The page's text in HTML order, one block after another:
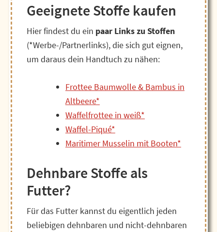
Geeignete Stoffe kaufen
Hier findest du ein paar Links zu Stoffen
(*Werbe-/Partnerlinks), die sich gut eignen,
um daraus dein Handtuch zu nähen:
Frottee Baumwolle & Bambus in
Altbeere*
Waffelfrottee in weiß*
Waffel-Piqué*
Maritimer Musselin mit Booten*
Dehnbare Stoffe als
Futter?
Für das Futter kannst du eigentlich jeden
beliebigen dehnbaren und nicht-dehnbaren